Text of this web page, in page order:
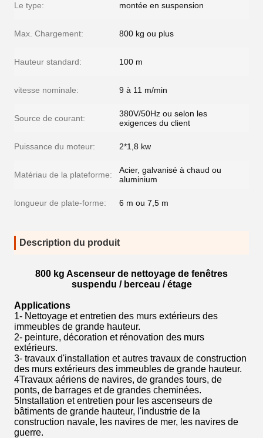
Le type: montée en suspension
Max. Chargement: 800 kg ou plus
Hauteur standard: 100 m
vitesse nominale: 9 à 11 m/min
Source de courant:
380V/50Hz ou selon les
exigences du client
Puissance du moteur: 2*1,8 kw
Matériau de la plateforme:
Acier, galvanisé à chaud ou
aluminium
longueur de plate-forme: 6 m ou 7,5 m
Description du produit
800 kg Ascenseur de nettoyage de fenêtres
suspendu / berceau / étage
Applications
1- Nettoyage et entretien des murs extérieurs des
immeubles de grande hauteur.
2- peinture, décoration et rénovation des murs
extérieurs.
3- travaux d'installation et autres travaux de construction
des murs extérieurs des immeubles de grande hauteur.
4Travaux aériens de navires, de grandes tours, de
ponts, de barrages et de grandes cheminées.
5Installation et entretien pour les ascenseurs de
bâtiments de grande hauteur, l'industrie de la
construction navale, les navires de mer, les navires de
guerre.